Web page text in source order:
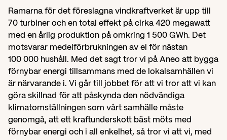
Ramarna för det föreslagna vindkraftverket är upp till
70 turbiner och en total effekt på cirka 420 megawatt
med en årlig produktion på omkring 1 500 GWh. Det
motsvarar medelförbrukningen av el för nästan
100 000 hushåll. Med det sagt tror vi på Aneo att bygga
förnybar energi tillsammans med de lokalsamhällen vi
är närvarande i. Vi går till jobbet för att vi tror att vi kan
göra skillnad för att påskynda den nödvändiga
klimatomställningen som vårt samhälle måste
genomgå, att ett kraftunderskott bäst möts med
förnybar energi och i all enkelhet, så tror vi att vi, med